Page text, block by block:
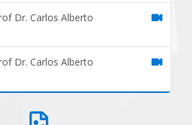
Dr. Carlos Alberto
Dr. Carlos Alberto